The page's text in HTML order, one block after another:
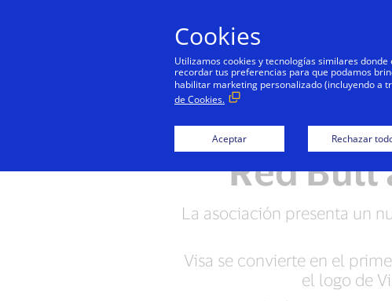
Visa y los
Red Bull
La asociación presenta un
Visa se convierte en el
el logo de
Cookies
Utilizamos cookies y tecnologías similares
recordar tus preferencias para que podamos
habilitar marketing personalizado (incluyendo a
de Cookies.
Aceptar Rechazar